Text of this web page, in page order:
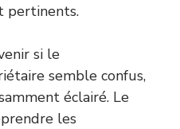
pertinents.
si le
semble confus,
éclairé. Le
les